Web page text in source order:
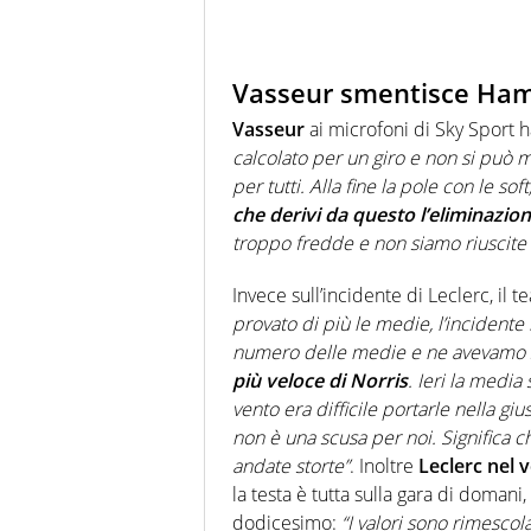
Vasseur smentisce
Vasseurai microfoni di Sky Sport
calcolato per un giro e non si può
per tutti. Alla fine la pole con le
che derivi da questo
troppo fredde e non siamo riuscite
Invece sull’incidente di Leclerc, il
provato di più le medie,
numero delle medie e ne
più veloce di Norris. Ieri la media
vento era difficile portarle nella
non è una scusa per noi. Significa
andate storte”. Inoltre Leclerc nel
la testa è tutta sulla gara di
dodicesimo: “I valori sono